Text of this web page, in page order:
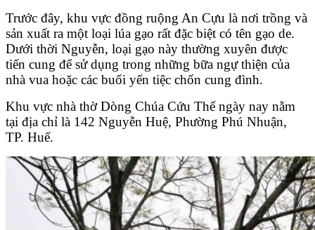
Trước đây, khu vực đồng ruộng An Cựu là nơi trồng và
sản xuất ra một loại lúa gạo rất đặc biệt có tên gạo de.
Dưới thời Nguyễn, loại gạo này thường xuyên được
tiến cung để sử dụng trong những bữa ngự thiện của
nhà vua hoặc các buổi yến tiệc chốn cung đình.
Khu vực nhà thờ Dòng Chúa Cứu Thế ngày nay nằm
tại địa chỉ là 142 Nguyễn Huệ, Phường Phú Nhuận,
TP. Huế.